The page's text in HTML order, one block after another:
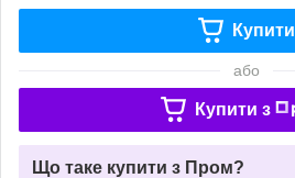
Купити
або
Купити з
Що таке купити з Пром?